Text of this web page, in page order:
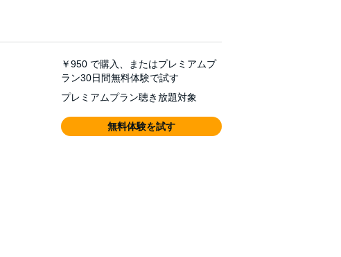
￥950 で購入、またはプレミアムプ
ラン30日間無料体験で試す
プレミアムプラン聴き放題対象
無料体験を試す